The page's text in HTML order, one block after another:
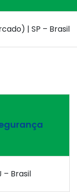
| SP – Brasil
– Brasil